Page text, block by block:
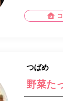
つばめ
野菜た